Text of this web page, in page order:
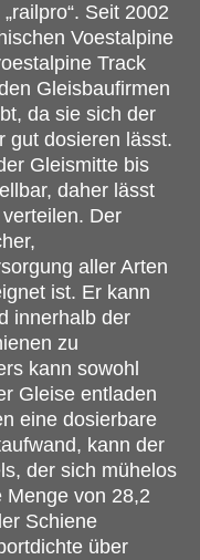
Seit 2002
Voestalpine
Track
Gleisbaufirmen
da sie sich der
gut dosieren lässt.
Gleismitte bis
daher lässt
Der
aller Arten
ist. Er kann
innerhalb der
zu
kann sowohl
Gleise entladen
eine dosierbare
kann der
der sich mühelos
von 28,2
Schiene
über